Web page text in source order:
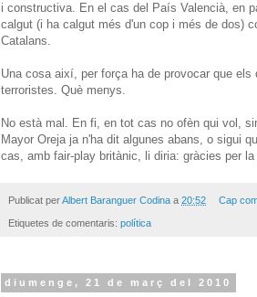
i constructiva. En el cas del País Valencià, en
calgut (i ha calgut més d'un cop i més de dos)
Catalans.
Una cosa així, per força ha de provocar que
terroristes. Què menys.
No està mal. En fi, en tot cas no ofèn qui vol,
Mayor Oreja ja n'ha dit algunes abans, o sigui
cas, amb fair-play britànic, li diria: gràcies per
Publicat perAlbert Baranguer Codina a 20:52 Cap
Etiquetes de comentaris: política
diumenge, 21 de març del 2010